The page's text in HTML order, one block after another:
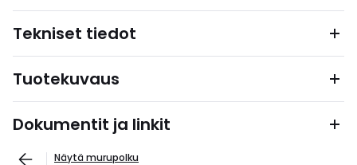
Tekniset tiedot
Tuotekuvaus
Dokumentit ja linkit
Näytä murupolku